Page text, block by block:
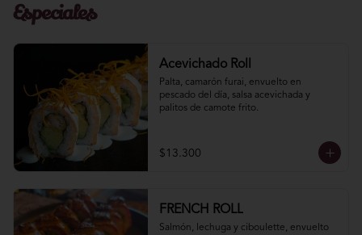
Especiales
Acevichado Roll
Palta, camarón furai, envuelto en
pescado del día, salsa acevichada y
palitos de camote frito.
$13.300
FRENCH ROLL
Salmón, lechuga y ciboulette, envuelto